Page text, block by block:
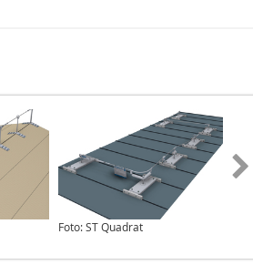
Foto: ST Quadrat